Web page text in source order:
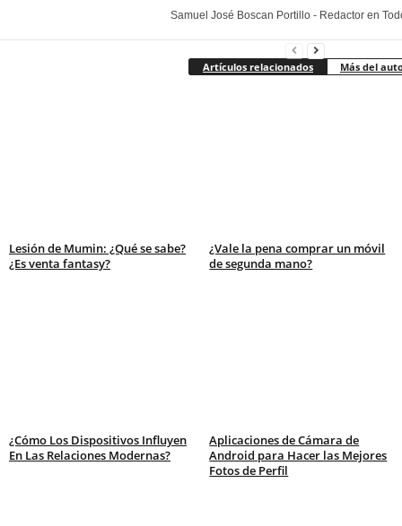
Samuel José Boscan Portillo - Redactor en
Artículos relacionados Más del
Lesión de Mumin: ¿Qué se sabe?
¿Es venta fantasy?
¿Vale la pena comprar un móvil
de segunda mano?
¿Cómo Los Dispositivos Influyen
En Las Relaciones Modernas?
Aplicaciones de Cámara de
Android para Hacer las Mejores
Fotos de Perfil